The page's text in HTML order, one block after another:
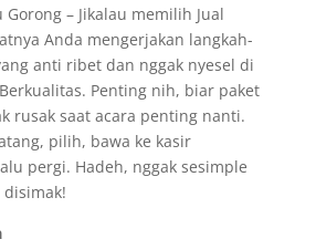
Gorong – Jikalau memilih Jual
Anda mengerjakan langkah-
anti ribet dan nggak nyesel di
Penting nih, biar paket
rusak saat acara penting nanti.
pilih, bawa ke kasir
pergi. Hadeh, nggak sesimple
disimak!